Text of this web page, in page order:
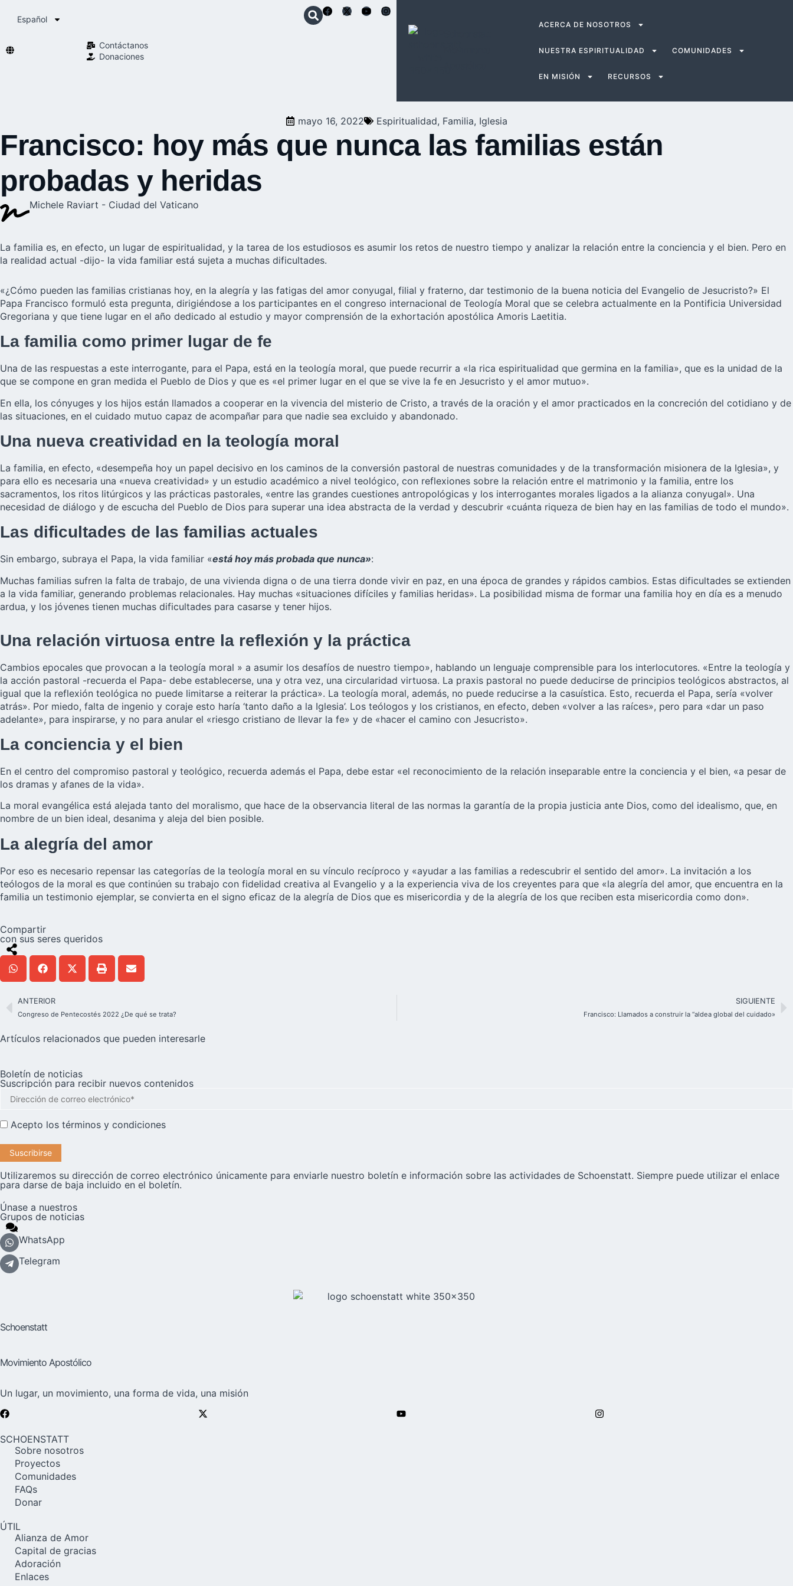
Español
Contáctanos
Donaciones
ACERCA DE NOSOTROS
NUESTRA ESPIRITUALIDAD COMUNIDADES
EN MISIÓN RECURSOS
mayo 16, 2022 Espiritualidad, Familia, Iglesia
Francisco: hoy más que nunca las familias están
probadas y heridas
Michele Raviart - Ciudad del Vaticano
La familia es, en efecto, un lugar de espiritualidad, y la tarea de los estudiosos es asumir los retos de nuestro tiempo y analizar la relación entre la conciencia y el bien. Pero en
la realidad actual -dijo- la vida familiar está sujeta a muchas dificultades.
«¿Cómo pueden las familias cristianas hoy, en la alegría y las fatigas del amor conyugal, filial y fraterno, dar testimonio de la buena noticia del Evangelio de Jesucristo?» El
Papa Francisco formuló esta pregunta, dirigiéndose a los participantes en el congreso internacional de Teología Moral que se celebra actualmente en la Pontificia Universidad
Gregoriana y que tiene lugar en el año dedicado al estudio y mayor comprensión de la exhortación apostólica Amoris Laetitia.
La familia como primer lugar de fe
Una de las respuestas a este interrogante, para el Papa, está en la teología moral, que puede recurrir a «la rica espiritualidad que germina en la familia», que es la unidad de la
que se compone en gran medida el Pueblo de Dios y que es «el primer lugar en el que se vive la fe en Jesucristo y el amor mutuo».
En ella, los cónyuges y los hijos están llamados a cooperar en la vivencia del misterio de Cristo, a través de la oración y el amor practicados en la concreción del cotidiano y de
las situaciones, en el cuidado mutuo capaz de acompañar para que nadie sea excluido y abandonado.
Una nueva creatividad en la teología moral
La familia, en efecto, «desempeña hoy un papel decisivo en los caminos de la conversión pastoral de nuestras comunidades y de la transformación misionera de la Iglesia», y
para ello es necesaria una «nueva creatividad» y un estudio académico a nivel teológico, con reflexiones sobre la relación entre el matrimonio y la familia, entre los
sacramentos, los ritos litúrgicos y las prácticas pastorales, «entre las grandes cuestiones antropológicas y los interrogantes morales ligados a la alianza conyugal». Una
necesidad de diálogo y de escucha del Pueblo de Dios para superar una idea abstracta de la verdad y descubrir «cuánta riqueza de bien hay en las familias de todo el mundo».
Las dificultades de las familias actuales
Sin embargo, subraya el Papa, la vida familiar «está hoy más probada que nunca»:
Muchas familias sufren la falta de trabajo, de una vivienda digna o de una tierra donde vivir en paz, en una época de grandes y rápidos cambios. Estas dificultades se extienden
a la vida familiar, generando problemas relacionales. Hay muchas «situaciones difíciles y familias heridas». La posibilidad misma de formar una familia hoy en día es a menudo
ardua, y los jóvenes tienen muchas dificultades para casarse y tener hijos.
Una relación virtuosa entre la reflexión y la práctica
Cambios epocales que provocan a la teología moral » a asumir los desafíos de nuestro tiempo», hablando un lenguaje comprensible para los interlocutores. «Entre la teología y
la acción pastoral -recuerda el Papa- debe establecerse, una y otra vez, una circularidad virtuosa. La praxis pastoral no puede deducirse de principios teológicos abstractos, al
igual que la reflexión teológica no puede limitarse a reiterar la práctica». La teología moral, además, no puede reducirse a la casuística. Esto, recuerda el Papa, sería «volver
atrás». Por miedo, falta de ingenio y coraje esto haría ‘tanto daño a la Iglesia’. Los teólogos y los cristianos, en efecto, deben «volver a las raíces», pero para «dar un paso
adelante», para inspirarse, y no para anular el «riesgo cristiano de llevar la fe» y de «hacer el camino con Jesucristo».
La conciencia y el bien
En el centro del compromiso pastoral y teológico, recuerda además el Papa, debe estar «el reconocimiento de la relación inseparable entre la conciencia y el bien, «a pesar de
los dramas y afanes de la vida».
La moral evangélica está alejada tanto del moralismo, que hace de la observancia literal de las normas la garantía de la propia justicia ante Dios, como del idealismo, que, en
nombre de un bien ideal, desanima y aleja del bien posible.
La alegría del amor
Por eso es necesario repensar las categorías de la teología moral en su vínculo recíproco y «ayudar a las familias a redescubrir el sentido del amor». La invitación a los
teólogos de la moral es que continúen su trabajo con fidelidad creativa al Evangelio y a la experiencia viva de los creyentes para que «la alegría del amor, que encuentra en la
familia un testimonio ejemplar, se convierta en el signo eficaz de la alegría de Dios que es misericordia y de la alegría de los que reciben esta misericordia como don».
Compartir
con sus seres queridos
ANTERIOR
Congreso de Pentecostés 2022 ¿De qué se trata?
SIGUIENTE
Francisco: Llamados a construir la “aldea global del cuidado»
Artículos relacionados que pueden interesarle
Boletín de noticias
Suscripción para recibir nuevos contenidos
Acepto los términos y condiciones
Utilizaremos su dirección de correo electrónico únicamente para enviarle nuestro boletín e información sobre las actividades de Schoenstatt. Siempre puede utilizar el enlace
para darse de baja incluido en el boletín.
Únase a nuestros
Grupos de noticias
WhatsApp
Telegram
Schoenstatt
Movimiento Apostólico
Un lugar, un movimiento, una forma de vida, una misión
SCHOENSTATT
Sobre nosotros
Proyectos
Comunidades
FAQs
Donar
ÚTIL
Alianza de Amor
Capital de gracias
Adoración
Enlaces